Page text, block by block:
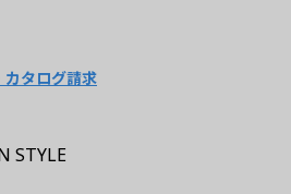
カタログ請求
STYLE